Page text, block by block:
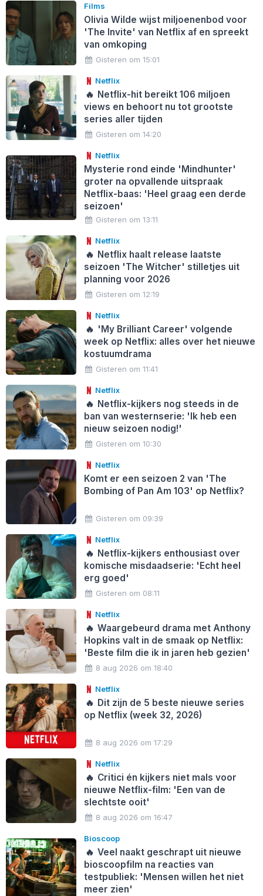
Films
Olivia Wilde wijst miljoenenbod voor
'The Invite' van Netflix af en spreekt
van omkoping
Gisteren om 15:01
Netflix
🔥 Netflix-hit bereikt 106 miljoen
views en behoort nu tot grootste
series aller tijden
Gisteren om 14:20
Netflix
Mysterie rond einde 'Mindhunter'
groter na opvallende uitspraak
Netflix-baas: 'Heel graag een derde
seizoen'
Gisteren om 13:11
Netflix
🔥 Netflix haalt release laatste
seizoen 'The Witcher' stilletjes uit
planning voor 2026
Gisteren om 12:19
Netflix
🔥 'My Brilliant Career' volgende
week op Netflix: alles over het nieuwe
kostuumdrama
Gisteren om 11:41
Netflix
🔥 Netflix-kijkers nog steeds in de
ban van westernserie: 'Ik heb een
nieuw seizoen nodig!'
Gisteren om 10:30
Netflix
Komt er een seizoen 2 van 'The
Bombing of Pan Am 103' op Netflix?
Gisteren om 09:39
Netflix
🔥 Netflix-kijkers enthousiast over
komische misdaadserie: 'Echt heel
erg goed'
Gisteren om 08:11
Netflix
🔥 Waargebeurd drama met Anthony
Hopkins valt in de smaak op Netflix:
'Beste film die ik in jaren heb gezien'
8 aug 2026 om 18:40
Netflix
🔥 Dit zijn de 5 beste nieuwe series
op Netflix (week 32, 2026)
8 aug 2026 om 17:29
Netflix
🔥 Critici én kijkers niet mals voor
nieuwe Netflix-film: 'Een van de
slechtste ooit'
8 aug 2026 om 16:47
Bioscoop
🔥 Veel naakt geschrapt uit nieuwe
bioscoopfilm na reacties van
testpubliek: 'Mensen willen het niet
meer zien'